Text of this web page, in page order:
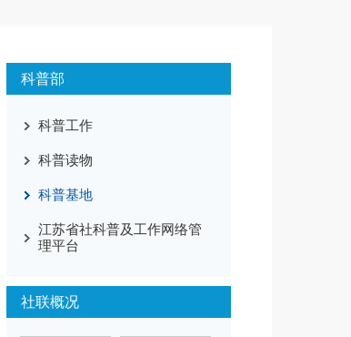
科普部
科普工作
科普读物
科普基地
江苏省社科普及工作网络管
理平台
社联概况